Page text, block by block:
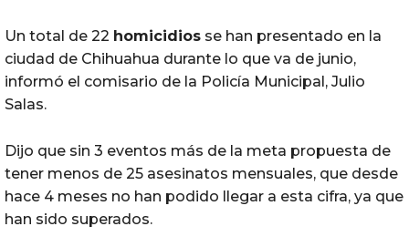
Un total de 22 homicidios se han presentado en la
ciudad de Chihuahua durante lo que va de junio,
informó el comisario de la Policía Municipal, Julio
Salas.
Dijo que sin 3 eventos más de la meta propuesta de
tener menos de 25 asesinatos mensuales, que desde
hace 4 meses no han podido llegar a esta cifra, ya que
han sido superados.